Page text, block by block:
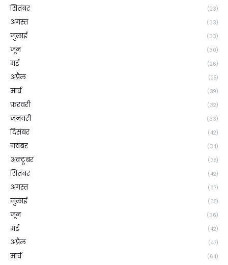
सितंबर (23)
अगस्त (33)
जुलाई (33)
जून (30)
मई (26)
अप्रैल (28)
मार्च (39)
फ़रवरी (32)
जनवरी (33)
दिसंबर (42)
नवंबर (34)
अक्टूबर (38)
सितंबर (42)
अगस्त (37)
जुलाई (38)
जून (36)
मई (42)
अप्रैल (47)
मार्च (64)